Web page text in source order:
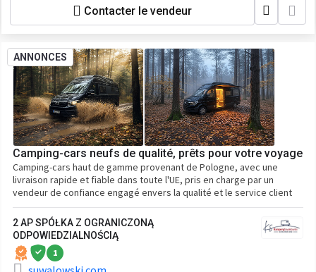
Contacter le vendeur
ANNONCES
Camping-cars neufs de qualité, prêts pour votre voyage
Camping-cars haut de gamme provenant de Pologne, avec une
livraison rapide et fiable dans toute l'UE, pris en charge par un
vendeur de confiance engagé envers la qualité et le service client
2 AP SPÓŁKA Z OGRANICZONĄ
ODPOWIEDZIALNOŚCIĄ
1